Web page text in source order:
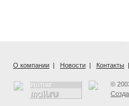
О компании | Новости | Контакты |
©